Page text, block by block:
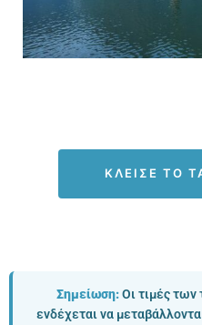
ΚΛΕΙΣΕ ΤΟ
Σημείωση:Οι τιμές των
ενδέχεται να